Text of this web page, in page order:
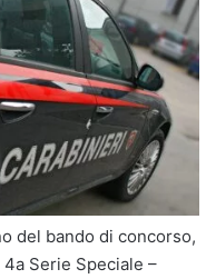
del bando di concorso,
Serie Speciale –